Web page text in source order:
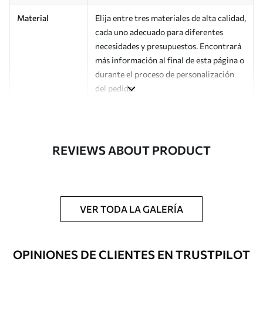
Material
Elija entre tres materiales de alta calidad,
cada uno adecuado para diferentes
necesidades y presupuestos. Encontrará
más información al final de esta página o
durante el proceso de personalización
del pedido.
Impreso bajo pedido y entregado en
rollos de hasta 50 cm de ancho.
Opciones
adicionales
Disponible con recubrimiento de barniz
y/o adhesivo para empapelar.
REVIEWS ABOUT PRODUCT
VER TODA LA GALERÍA
OPINIONES DE CLIENTES EN TRUSTPILOT